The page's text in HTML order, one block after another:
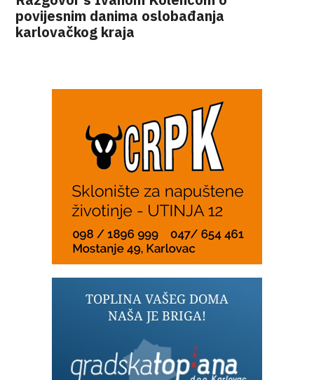
povijesnim danima oslobađanja
karlovačkog kraja